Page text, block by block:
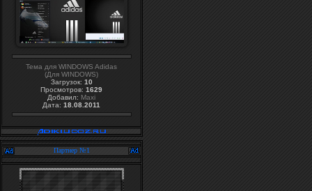
Тема для WINDOWS Adidas
(Для WINDOWS)
Загрузок: 10
Просмотров: 1629
Добавил: Maxi
Дата: 18.08.2011
Партнер №1